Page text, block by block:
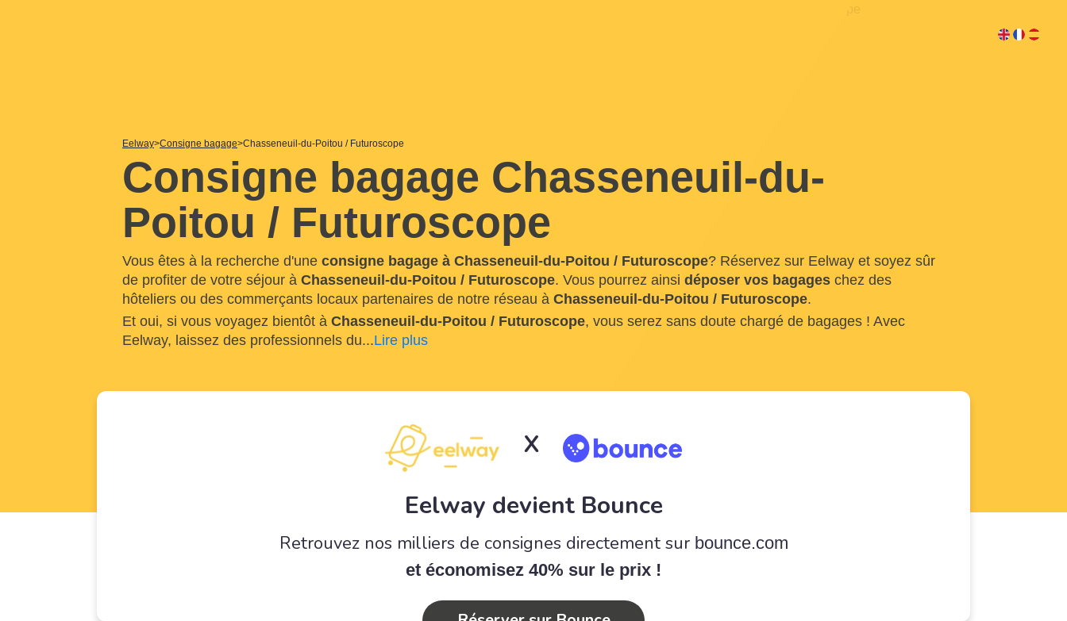
Eelway Consigne bagage Chasseneuil-du-Poitou / Futuroscope
Consigne bagage Chasseneuil-du-
Poitou / Futuroscope
Vous êtes à la recherche d'une consigne bagage à Chasseneuil-du-Poitou / Futuroscope? Réservez sur Eelway et soyez sûr
de profiter de votre séjour à Chasseneuil-du-Poitou / Futuroscope. Vous pourrez ainsi déposer vos bagages chez des
hôteliers ou des commerçants locaux partenaires de notre réseau à Chasseneuil-du-Poitou / Futuroscope.
Et oui, si vous voyagez bientôt à Chasseneuil-du-Poitou / Futuroscope, vous serez sans doute chargé de bagages ! Avec
Eelway, laissez des professionnels du...Lire plus
X
Eelway devient Bounce
Retrouvez nos milliers de consignes directement sur bounce.com
et économisez 40% sur le prix !